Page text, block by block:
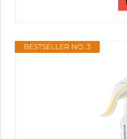
BESTSELLER NO. 3